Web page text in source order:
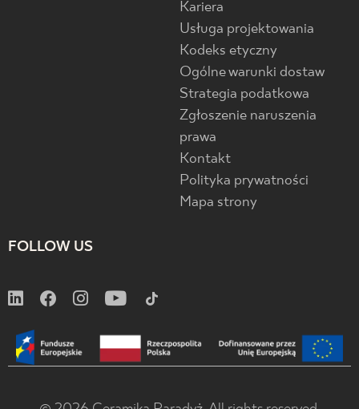
Kariera
Usługa projektowania
Kodeks etyczny
Ogólne warunki dostaw
Strategia podatkowa
Zgłoszenie naruszenia
prawa
Kontakt
Polityka prywatności
Mapa strony
FOLLOW US